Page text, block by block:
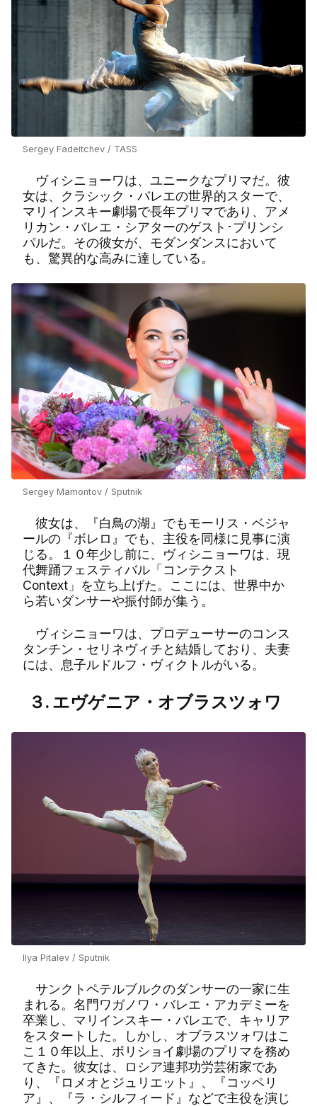
Sergey Fadeitchev / TASS
ヴィシニョーワは、ユニークなプリマだ。彼
女は、クラシック・バレエの世界的スターで、
マリインスキー劇場で長年プリマであり、アメ
リカン・バレエ・シアターのゲスト･プリンシ
パルだ。その彼女が、モダンダンスにおいて
も、驚異的な高みに達している。
Sergey Mamontov / Sputnik
彼女は、『白鳥の湖』でもモーリス・ベジャ
ールの『ボレロ』でも、主役を同様に見事に演
じる。１０年少し前に、ヴィシニョーワは、現
代舞踊フェスティバル「コンテクスト
Context」を立ち上げた。ここには、世界中か
ら若いダンサーや振付師が集う。
ヴィシニョーワは、プロデューサーのコンス
タンチン・セリネヴィチと結婚しており、夫妻
には、息子ルドルフ・ヴィクトルがいる。
３. エヴゲニア・オブラスツォワ
Ilya Pitalev / Sputnik
サンクトペテルブルクのダンサーの一家に生
まれる。名門ワガノワ・バレエ・アカデミーを
卒業し、マリインスキー・バレエで、キャリア
をスタートした。しかし、オブラスツォワはこ
こ１０年以上、ボリショイ劇場のプリマを務め
てきた。彼女は、ロシア連邦功労芸術家であ
り、『ロメオとジュリエット』、『コッペリ
ア』、『ラ・シルフィード』などで主役を演じ